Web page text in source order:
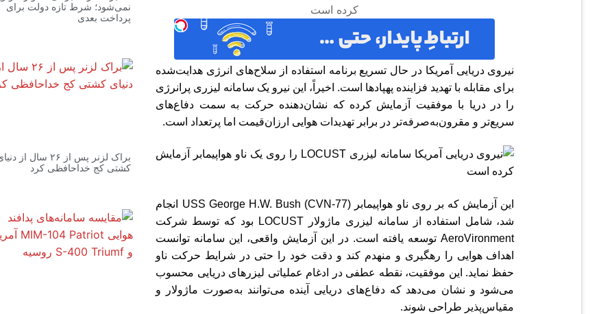
نمی‌شود؛ شرط تازه دولت برای
پرداخت بعدی
براک لزنر پس از ۲۶ سال از
کشتی کج خداحافظی کرد
نیروی دریایی آمریکا در حال تسریع برنامه استفاده از سلاح‌های انرژی هدایت‌شده
برای مقابله با تهدید فزاینده پهپادها است. اخیراً، این نیرو یک سامانه لیزری پرانرژی
را در دریا با موفقیت آزمایش کرده که نشان‌دهنده حرکت به سمت دفاع‌های
سریع‌تر و مقرون‌به‌صرفه‌تر در برابر تهدیدات هوایی ارزان‌قیمت اما پرتعداد است.
این آزمایش که بر روی ناو هواپیمابر USS George H.W. Bush (CVN-77) انجام
شد، شامل استفاده از سامانه لیزری ماژولار LOCUST بود که توسط شرکت
AeroVironment توسعه یافته است. در این آزمایش واقعی، این سامانه توانست
اهداف هوایی را رهگیری و منهدم کند و دقت خود را حتی در شرایط حرکت ناو
حفظ نماید. این موفقیت، نقطه عطفی در ادغام عملیاتی لیزرهای دریایی محسوب
می‌شود و نشان می‌دهد که دفاع‌های دریایی آینده می‌توانند به‌صورت ماژولار و
مقیاس‌پذیر طراحی شوند.